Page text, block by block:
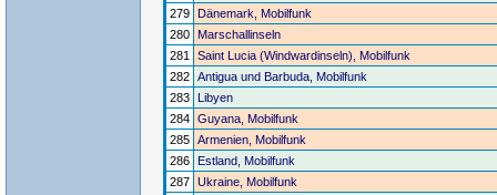
279 Dänemark, Mobilfunk
280 Marschallinseln
281
Saint Lucia (Windwardinseln), Mobilfunk
282 Antigua und Barbuda, Mobilfunk
283
Libyen
284 Guyana, Mobilfunk
285 Armenien, Mobilfunk
286
Estland, Mobilfunk
287 Ukraine, Mobilfunk